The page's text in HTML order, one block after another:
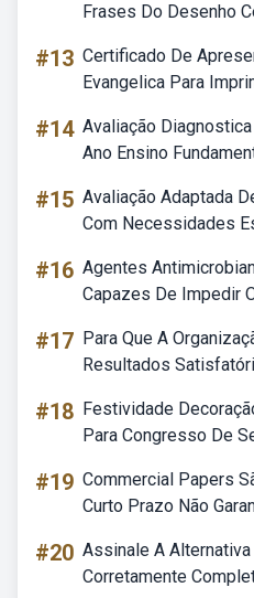
Frases Do Desenho
#13 Certificado De
Evangelica Para
#14 Avaliação
Ano Ensino
#15 Avaliação Adaptada
Com Necessidades
#16 Agentes
Capazes De Impedir
#17 Para Que A
Resultados
#18 Festividade
Para Congresso De
#19 Commercial Papers
Curto Prazo Não
#20 Assinale A Alternativa
Corretamente